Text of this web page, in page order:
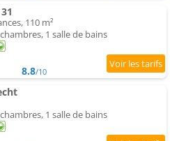
110 m²
1 salle de bains
8.8/10
1 salle de bains